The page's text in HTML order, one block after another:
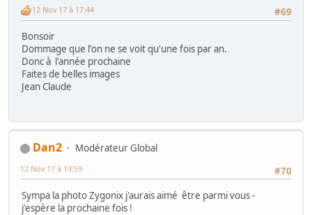
#69
12 Nov 17 à 17:44
Bonsoir
Dommage que l'on ne se voit qu'une fois par an.
Donc à l'année prochaine
Faites de belles images
Jean Claude
Dan2
Modérateur Global
#70
12 Nov 17 à 19:59
Sympa la photo Zygonix j'aurais aimé être parmi vous -
j'espère la prochaine fois !